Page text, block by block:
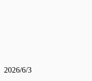
2026/6/3